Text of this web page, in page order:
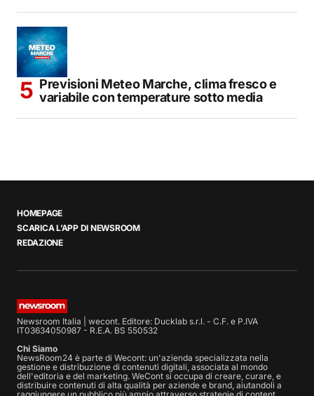
Previsioni Meteo Marche, clima fresco e
variabile con temperature sotto media
HOMEPAGE
SCARICA L’APP DI NEWSROOM
REDAZIONE
Newsroom Italia | wecont. Editore: Ducklab s.r.l. - C.F. e P.IVA
IT03634050987 - R.E.A. BS 550532
Chi Siamo
NewsRoom24 è parte di Wecont: un'azienda specializzata nella
gestione e distribuzione di contenuti digitali, associata al mondo
dell'editoria e del marketing. WeCont si occupa di creare, curare, e
distribuire contenuti di alta qualità per aziende e brand, aiutandoli a